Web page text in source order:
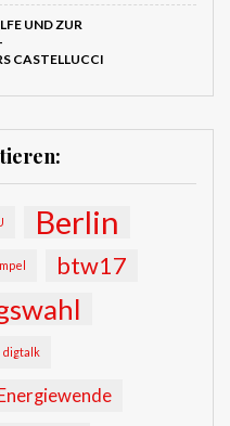
UND ZUR
CASTELLUCCI
Berlin
btw17
digtalk